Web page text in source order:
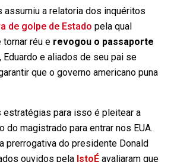
assumiu a relatoria dos inquéritos
de golpe de Estado pela qual
tornar réu e revogou o passaporte
, Eduardo e aliados de seu pai se
que o governo americano puna
estratégias para isso é pleitear a
do magistrado para entrar nos EUA.
prerrogativa do presidente Donald
ouvidos pela IstoÉ avaliaram que